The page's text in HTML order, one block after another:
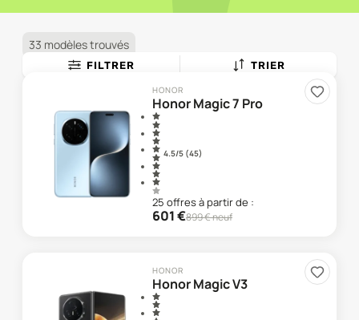
33 modèles trouvés
FILTRER TRIER
HONOR
Honor Magic 7 Pro
4.5/5 (45)
25 offresà partir de :
601€899€ neuf
HONOR
Honor Magic V3